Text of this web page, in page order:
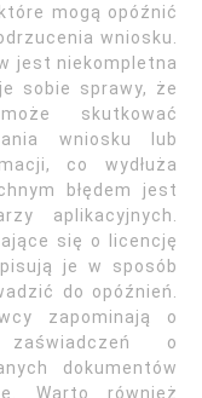
mogą opóźnić
wniosku.
jest niekompletna
sobie sprawy, że
skutkować
wniosku lub
co wydłuża
błędem jest
aplikacyjnych.
się o licencję
je w sposób
do opóźnień.
zapominają o
zaświadczeń o
dokumentów
Warto również